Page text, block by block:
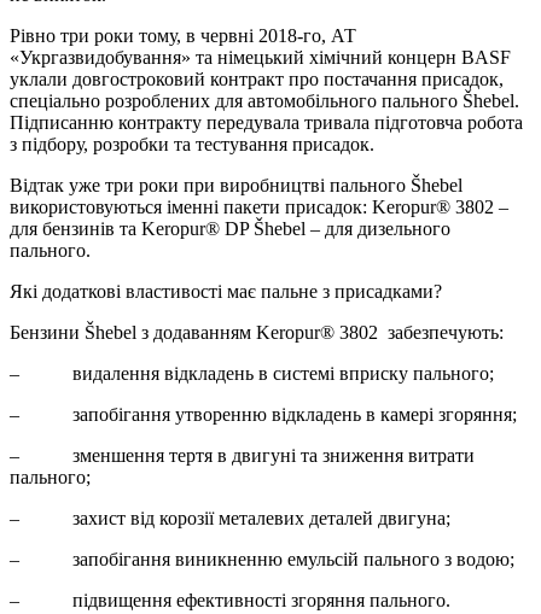
Рівно три роки тому, в червні 2018-го, АТ
«Укргазвидобування» та німецький хімічний концерн BASF
уклали довгостроковий контракт про постачання присадок,
спеціально розроблених для автомобільного пального Šhebel.
Підписанню контракту передувала тривала підготовча робота
з підбору, розробки та тестування присадок.
Відтак уже три роки при виробництві пального Šhebel
використовуються іменні пакети присадок: Keropur® 3802 –
для бензинів та Keropur® DP Šhebel – для дизельного
пального.
Які додаткові властивості має пальне з присадками?
Бензини Šhebel з додаванням Keropur® 3802 забезпечують:
– видалення відкладень в системі вприску пального;
– запобігання утворенню відкладень в камері згоряння;
– зменшення тертя в двигуні та зниження витрати
пального;
– захист від корозії металевих деталей двигуна;
– запобігання виникненню емульсій пального з водою;
– підвищення ефективності згоряння пального.